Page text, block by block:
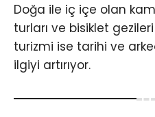
Doğa ile iç içe olan
turları ve bisiklet
turizmi ise tarihi ve
ilgiyi artırıyor.